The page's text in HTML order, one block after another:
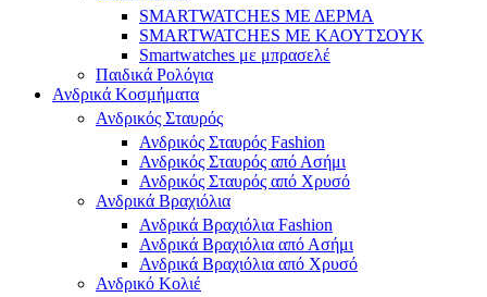
SMARTWATCHES ΜΕ ΔΕΡΜΑ
SMARTWATCHES ΜΕ ΚΑΟΥΤΣΟΥΚ
Smartwatches με μπρασελέ
Παιδικά Ρολόγια
Ανδρικά Κοσμήματα
Ανδρικός Σταυρός
Ανδρικός Σταυρός Fashion
Ανδρικός Σταυρός από Ασήμι
Ανδρικός Σταυρός από Χρυσό
Ανδρικά Βραχιόλια
Ανδρικά Βραχιόλια Fashion
Ανδρικά Βραχιόλια από Ασήμι
Ανδρικά Βραχιόλια από Χρυσό
Ανδρικό Κολιέ